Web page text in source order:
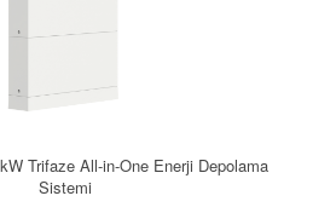
Trifaze All-in-One Enerji Depolama
Sistemi